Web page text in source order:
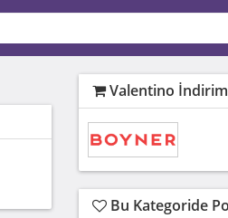
Valentino
Bu Kategoride